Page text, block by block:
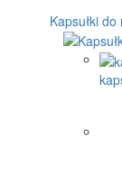
Kapsułki do